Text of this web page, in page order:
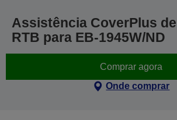
Assistência CoverPlus
RTB para EB-1945W/ND
Comprar agora
Onde comprar